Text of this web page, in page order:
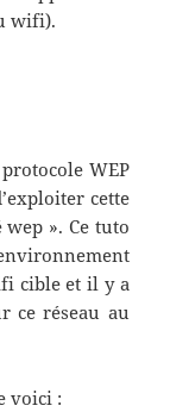
wifi).
WEP
cette
». Ce tuto
cible et il y a
ce réseau au
voici :